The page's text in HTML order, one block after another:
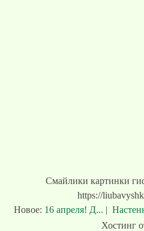
Смайлики картинки
https://
Новое: 16 апреля! Д... |
Хостинг